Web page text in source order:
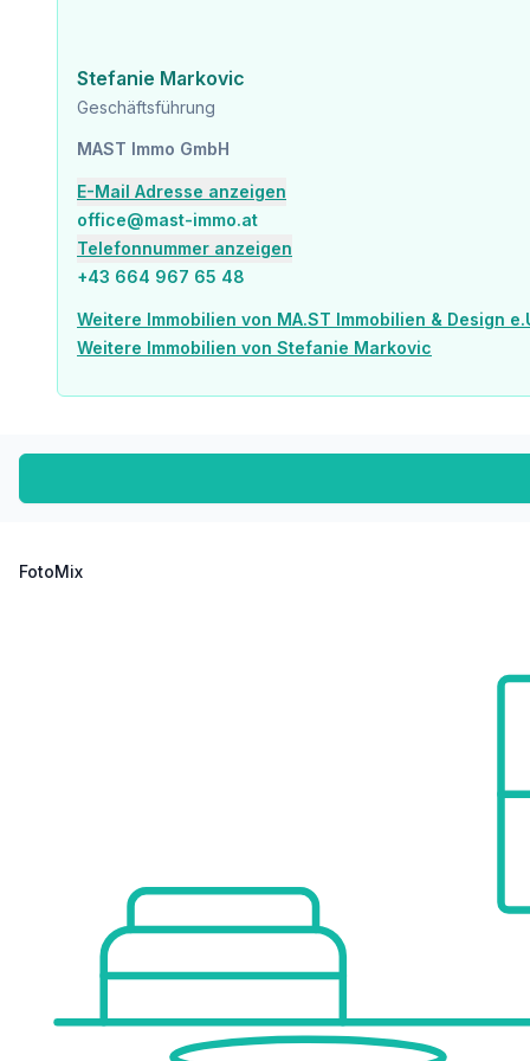
* Wohnküche ca. 31,29 m²
* Schlafzimmer ca. 10,00 m²
* Balkon ca. 7,22 m²
* Badezimmer ca. 4,91 m²
* separate Toilette ca. 1,45 m²
* Abstellraum ca. 2,15 m²
* Gang ca. 6,68 m²
Der Vermittler ist als Doppelmakler tätig.
Nahversorgung
Supermarkt <500m
Bäckerei <1.000m
Einkaufszentrum <1.000m
Geldautomat <1.000m
Stefanie Markovic
Geschäftsführung
MAST Immo GmbH
E-Mail Adresse anzeigen
office@mast-immo.at
Telefonnummer anzeigen
+43 664 967 65 48
Weitere Immobilien von MA.ST Immobilien & Design
Weitere Immobilien von Stefanie Markovic
FotoMix